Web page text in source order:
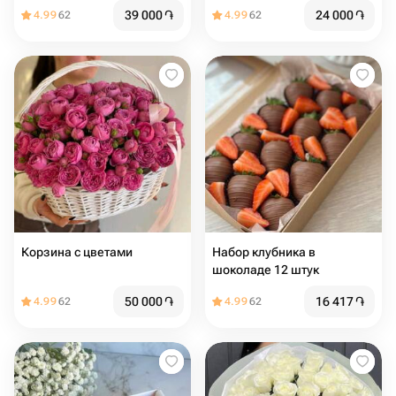
4.9962 39 000֏ 4.9962 24 000֏
Корзина с цветами
4.9962 50 000֏
Набор клубника в
шоколаде 12 штук
4.9962 16 417֏